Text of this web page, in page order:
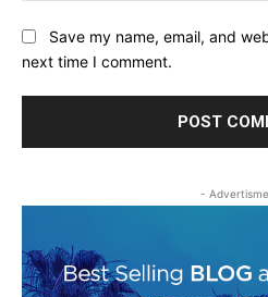
Save my name, email, and
next time I comment.
-